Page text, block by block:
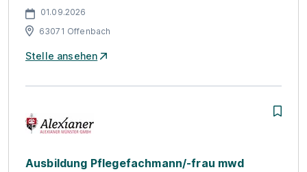
01.09.2026
63071 Offenbach
Stelle ansehen
Ausbildung Pflegefachmann/-frau mwd